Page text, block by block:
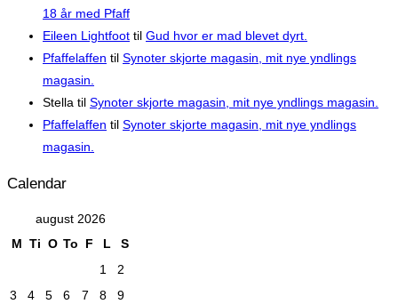
18 år med Pfaff
Eileen Lightfoot til Gud hvor er mad blevet dyrt.
Pfaffelaffen til Synoter skjorte magasin, mit nye yndlings
magasin.
Stella til Synoter skjorte magasin, mit nye yndlings magasin.
Pfaffelaffen til Synoter skjorte magasin, mit nye yndlings
magasin.
Calendar
august 2026
M Ti O To F L
S
1
2
3
4 5 6 7 8
9